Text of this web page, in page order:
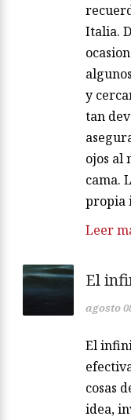
Italia.
y
tan
ojos al
cama.
propia
Leer
El
agosto
El
cosas
idea,